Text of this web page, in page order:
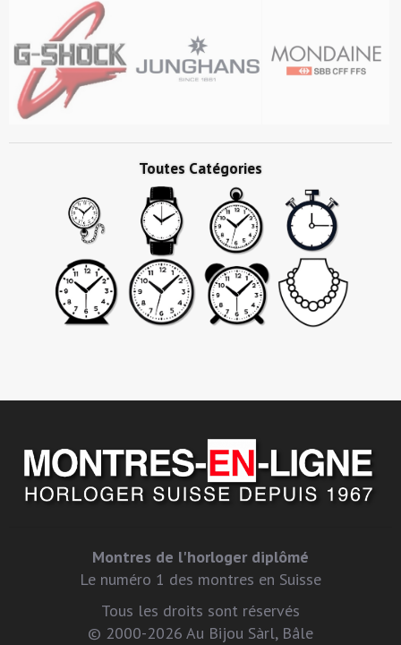
Toutes Catégories
Montres de l'horloger diplômé
Le numéro 1 des montres en Suisse
Tous les droits sont réservés
© 2000-2026 Au Bijou Sàrl, Bâle